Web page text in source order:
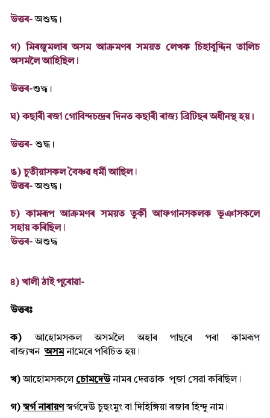
উত্তৰ-অশুদ্ধ।
গ) মিৰজুমলাৰ অসম আক্ৰমণৰ সময়ত লেখক চিহাবুদ্দিন তালিচ
অসমলৈ আহিছিল ǀ
উত্তৰ-শুদ্ধ।
ঘ) কছাৰী ৰজা গোবিন্দচন্দ্ৰৰ দিনত কছাৰী ৰাজ্য ব্ৰিটিছৰ অধীনস্থ হয়।
উত্তৰ- শুদ্ধ।
ঙ) চুতীয়াসকল বৈষ্ণৱ ধৰ্মী আছিল ǀ
উত্তৰ- অশুদ্ধ।
চ) কামৰূপ আক্ৰমণৰ সময়ত তুৰ্কী আফগানসকলক ভূঞাসকলে
সহায় কৰিছিল ǀ
উত্তৰ-অশুদ্ধ
৪) খালী ঠাই পূৰোৱা-
উত্তৰঃ
ক)আহোমসকল অসমলৈ অহাৰ পাছৰে পৰা কামৰূপ
ৰাজ্যখনঅসম নামেৰে পৰিচিত হয় ǀ
খ)আহোমসকলেচোমদেউনামৰ দেৱতাক পূজা সেৱা কৰিছিল ǀ
গ)স্বৰ্গ নাৰায়ণস্বৰ্গদেউ চুহুংমুং বা দিহিঙ্গিয়া ৰজাৰ হিন্দু নাম ǀ